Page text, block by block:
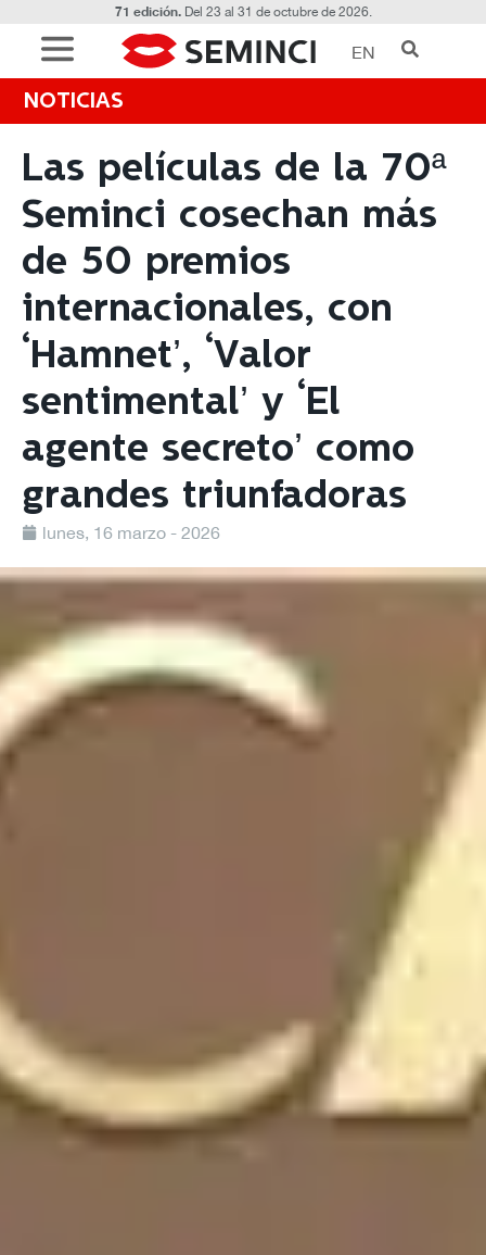
71 edición.Del 23 al 31 de octubre de 2026.
EN
NOTICIAS
Las películas de la 70ª
Seminci cosechan más
de 50 premios
internacionales, con
‘Hamnet’, ‘Valor
sentimental’ y ‘El
agente secreto’ como
grandes triunfadoras
lunes, 16 marzo - 2026